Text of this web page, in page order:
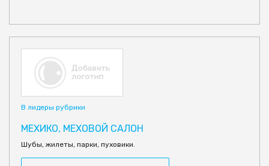
В лидеры рубрики
МЕХИКО, МЕХОВОЙ САЛОН
Шубы, жилеты, парки, пуховики.